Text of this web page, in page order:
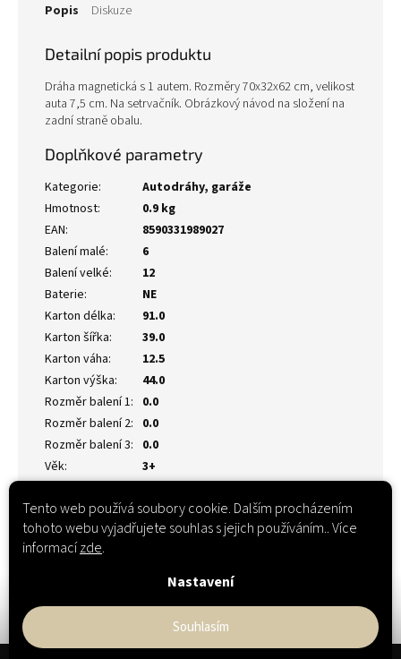
Tento web používá soubory cookie. Dalším procházením
tohoto webu vyjadřujete souhlas s jejich používáním.. Více
informacízde.
Nastavení
Souhlasím
Popis Diskuze
Detailní popis produktu
Dráha magnetická s 1 autem. Rozměry 70x32x62 cm, velikost
auta 7,5 cm. Na setrvačník. Obrázkový návod na složení na
zadní straně obalu.
Doplňkové parametry
Kategorie:
Autodráhy, garáže
Hmotnost:
0.9 kg
EAN:
8590331989027
Balení malé:
6
Balení velké:
12
Baterie:
NE
Karton délka:
91.0
Karton šířka:
39.0
Karton váha:
12.5
Karton výška:
44.0
Rozměr balení 1: 0.0
Rozměr balení 2: 0.0
Rozměr balení 3: 0.0
Věk: 3+